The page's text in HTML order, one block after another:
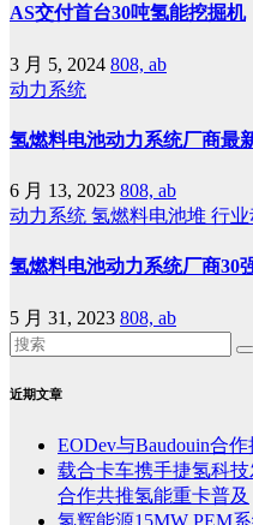
AS交付首台30吨氢能挖掘机
3 月 5, 2024 808, ab
动力系统
氢燃料电池动力系统厂商最
6 月 13, 2023 808, ab
动力系统 氢燃料电池堆 行
氢燃料电池动力系统厂商30
5 月 31, 2023 808, ab
近期文章
EODev与Baudouin合
载合卡车携手捷氢科
合作共推氢能重卡普及
氢辉能源15MW PEM